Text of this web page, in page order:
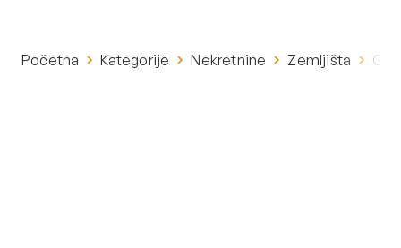
Početna Kategorije Nekretnine Zemljišta